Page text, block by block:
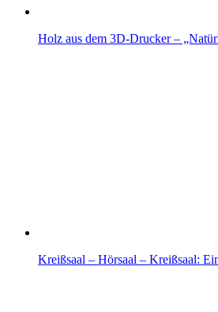
Holz aus dem 3D-Drucker –
Kreißsaal – Hörsaal – Kreißsaal: